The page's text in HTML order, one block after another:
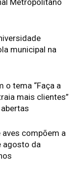
Metropolitano
municipal na
o tema “Faça a
mais clientes”
aves compõem a
agosto da